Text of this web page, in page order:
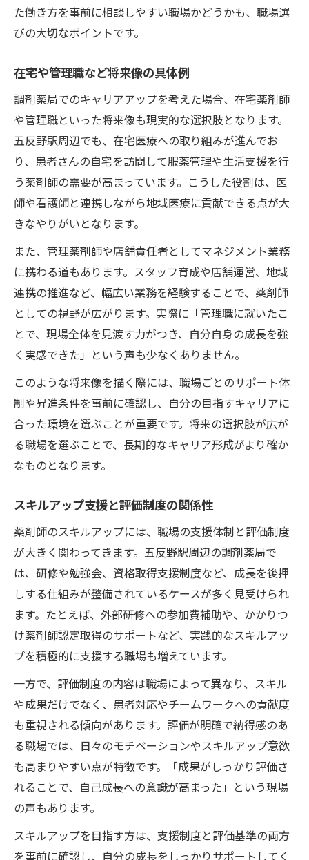
た働き方を事前に相談しやすい職場かどうかも、職場選
びの大切なポイントです。
在宅や管理職など将来像の具体例
調剤薬局でのキャリアアップを考えた場合、在宅薬剤師
や管理職といった将来像も現実的な選択肢となります。
五反野駅周辺でも、在宅医療への取り組みが進んでお
り、患者さんの自宅を訪問して服薬管理や生活支援を行
う薬剤師の需要が高まっています。こうした役割は、医
師や看護師と連携しながら地域医療に貢献できる点が大
きなやりがいとなります。
また、管理薬剤師や店舗責任者としてマネジメント業務
に携わる道もあります。スタッフ育成や店舗運営、地域
連携の推進など、幅広い業務を経験することで、薬剤師
としての視野が広がります。実際に「管理職に就いたこ
とで、現場全体を見渡す力がつき、自分自身の成長を強
く実感できた」という声も少なくありません。
このような将来像を描く際には、職場ごとのサポート体
制や昇進条件を事前に確認し、自分の目指すキャリアに
合った環境を選ぶことが重要です。将来の選択肢が広が
る職場を選ぶことで、長期的なキャリア形成がより確か
なものとなります。
スキルアップ支援と評価制度の関係性
薬剤師のスキルアップには、職場の支援体制と評価制度
が大きく関わってきます。五反野駅周辺の調剤薬局で
は、研修や勉強会、資格取得支援制度など、成長を後押
しする仕組みが整備されているケースが多く見受けられ
ます。たとえば、外部研修への参加費補助や、かかりつ
け薬剤師認定取得のサポートなど、実践的なスキルアッ
プを積極的に支援する職場も増えています。
一方で、評価制度の内容は職場によって異なり、スキル
や成果だけでなく、患者対応やチームワークへの貢献度
も重視される傾向があります。評価が明確で納得感のあ
る職場では、日々のモチベーションやスキルアップ意欲
も高まりやすい点が特徴です。「成果がしっかり評価さ
れることで、自己成長への意識が高まった」という現場
の声もあります。
スキルアップを目指す方は、支援制度と評価基準の両方
を事前に確認し、自分の成長をしっかりサポートしてく